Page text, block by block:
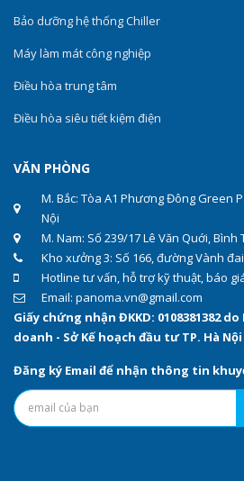
Bảo dưỡng hệ thống Chiller
Máy làm mát công nghiệp
Điều hòa trung tâm
Điều hòa siêu tiết kiệm điện
VĂN PHÒNG
M. Bắc: Tòa A1 Phương Đông Green
Nội
M. Nam: Số 239/17 Lê Văn Quới, Bình
Kho xưởng 3: Số 166, đường Vành
Hotline tư vấn, hỗ trợ kỹ thuật, báo
Email: panoma.vn@gmail.com
Giấy chứng nhận ĐKKD: 0108381382
doanh - Sở Kế hoạch đầu tư TP. Hà
Đăng ký Email để nhận thông tin